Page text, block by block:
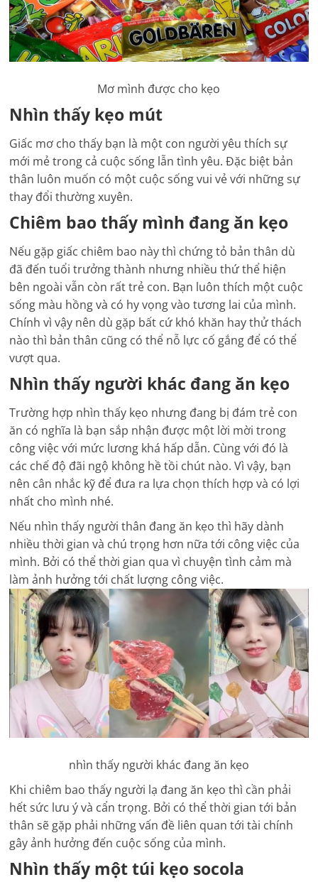
Mơ mình được cho kẹo
Nhìn thấy kẹo mút
Giấc mơ cho thấy bạn là một con người yêu thích sự
mới mẻ trong cả cuộc sống lẫn tình yêu. Đặc biệt bản
thân luôn muốn có một cuộc sống vui vẻ với những sự
thay đổi thường xuyên.
Chiêm bao thấy mình đang ăn kẹo
Nếu gặp giấc chiêm bao này thì chứng tỏ bản thân dù
đã đến tuổi trưởng thành nhưng nhiều thứ thể hiện
bên ngoài vẫn còn rất trẻ con. Bạn luôn thích một cuộc
sống màu hồng và có hy vọng vào tương lai của mình.
Chính vì vậy nên dù gặp bất cứ khó khăn hay thử thách
nào thì bản thân cũng có thể nỗ lực cố gắng để có thể
vượt qua.
Nhìn thấy người khác đang ăn kẹo
Trường hợp nhìn thấy kẹo nhưng đang bị đám trẻ con
ăn có nghĩa là bạn sắp nhận được một lời mời trong
công việc với mức lương khá hấp dẫn. Cùng với đó là
các chế độ đãi ngộ không hề tồi chút nào. Vì vậy, bạn
nên cân nhắc kỹ để đưa ra lựa chọn thích hợp và có lợi
nhất cho mình nhé.
Nếu nhìn thấy người thân đang ăn kẹo thì hãy dành
nhiều thời gian và chú trọng hơn nữa tới công việc của
mình. Bởi có thể thời gian qua vì chuyện tình cảm mà
làm ảnh hưởng tới chất lượng công việc.
nhìn thấy người khác đang ăn kẹo
Khi chiêm bao thấy người lạ đang ăn kẹo thì cần phải
hết sức lưu ý và cẩn trọng. Bởi có thể thời gian tới bản
thân sẽ gặp phải những vấn đề liên quan tới tài chính
gây ảnh hưởng đến cuộc sống của mình.
Nhìn thấy một túi kẹo socola